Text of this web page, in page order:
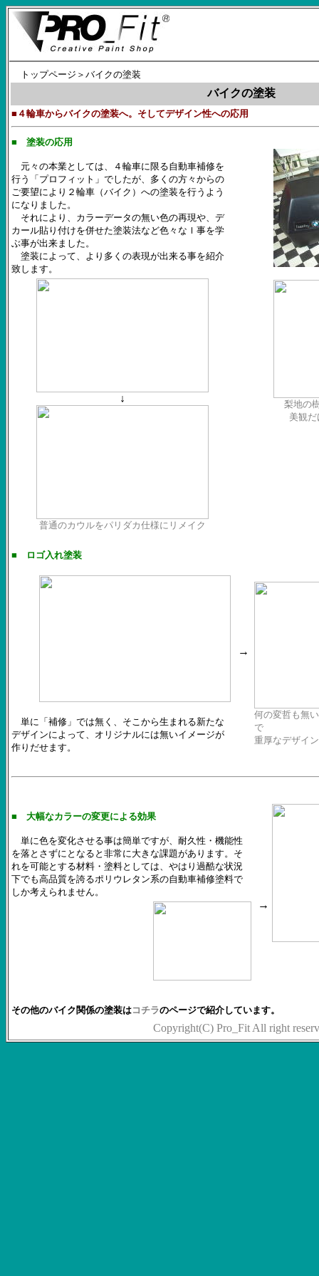
トップページ ＞バイクの塗装
バイクの塗装
■４輪車からバイクの塗装へ。そしてデザイン性への応用
■ 塗装の応用
元々の本業としては、４輪車に限る自動車補修を
行う「プロフィット」でしたが、多くの方々からの
ご要望により２輪車（バイク）への塗装を行うよう
になりました。
それにより、カラーデータの無い色の再現や、デ
カール貼り付けを併せた塗装法など色々なｌ事を学
ぶ事が出来ました。
塗装によって、より多くの表現が出来る事を紹介
致します。
梨地の
美観
↓
普通のカウルをパリダカ仕様にリメイク
■ ロゴ入れ塗装
単に「補修」では無く、そこから生まれる新たな
デザインによって、オリジナルには無いイメージが
作りだせます。
→
何の変哲も無
で
重厚なデザイ
■ 大幅なカラーの変更による効果
単に色を変化させる事は簡単ですが、耐久性・機能性
を落とさずにとなると非常に大きな課題があります。そ
れを可能とする材料・塗料としては、やはり過酷な状況
下でも高品質を誇るポリウレタン系の自動車補修塗料で
しか考えられません。
→
その他のバイク関係の塗装はコチラのページで紹介しています。
Copyright(C) Pro_Fit All right